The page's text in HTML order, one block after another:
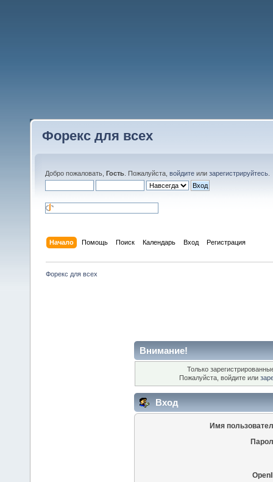
Форекс для всех
Добро пожаловать, Гость . Пожалуйста, войдите или зарегистрируйтесь
Начало Помощь Поиск Календарь Вход Регистрация
Форекс для всех
Внимание!
Только
Пожалуйста, войдите или
Вход
Имя